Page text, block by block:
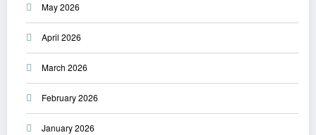
May 2026
April 2026
March 2026
February 2026
January 2026